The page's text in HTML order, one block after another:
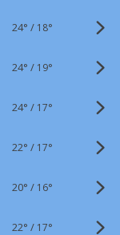
24° / 18°
24° / 19°
24° / 17°
22° / 17°
20° / 16°
22° / 17°